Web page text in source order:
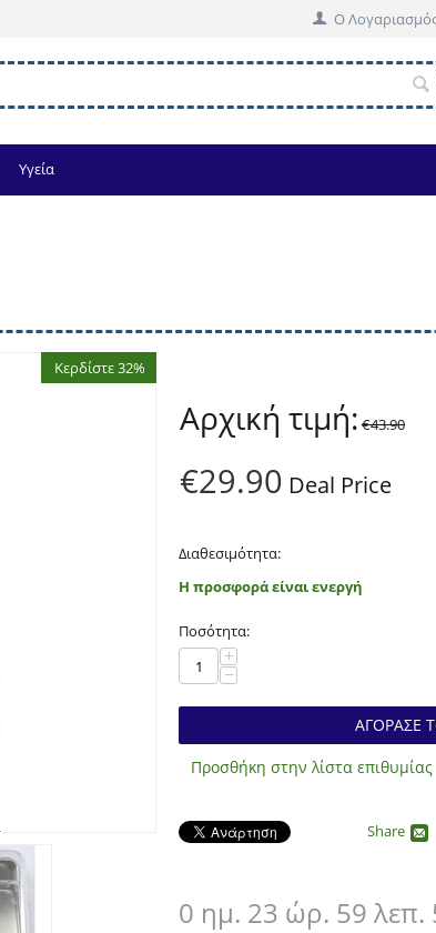
Ο
Υγεία
Κερδίστε 32%
Αρχική τιμή: €43.90
€29.90 Deal Price
Διαθεσιμότητα:
Η προσφορά είναι ενεργή
Ποσότητα:
+
−
ΑΓΟΡΑΣΕ
Προσθήκη στην λίστα επιθυμίας
Share
0 ημ. 23 ώρ. 59 λεπ.